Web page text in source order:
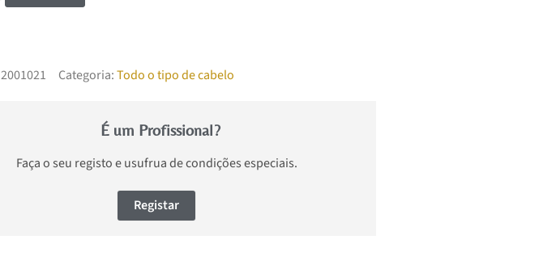
2001021 Categoria:Todo o tipo de cabelo
É um Profissional?
Faça o seu registo e usufrua de condições especiais.
Registar